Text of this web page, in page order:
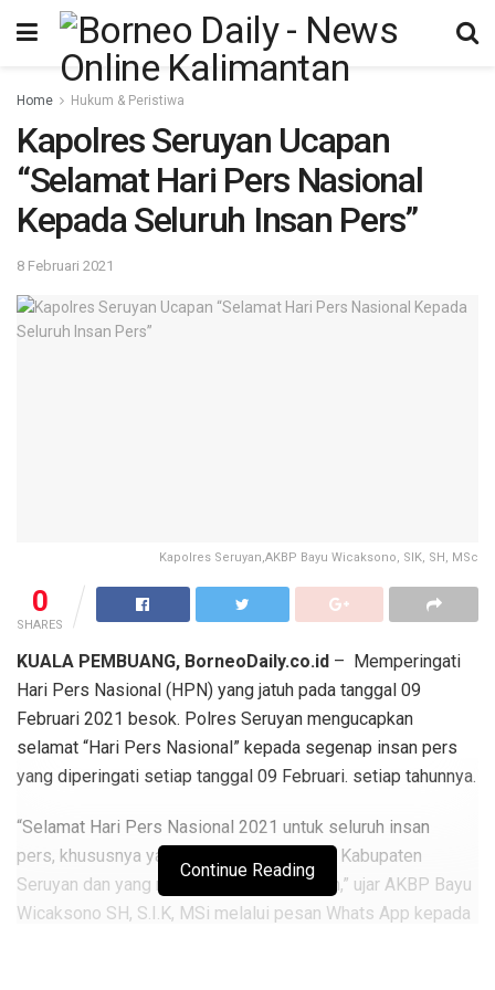
Home Hukum & Peristiwa
Kapolres Seruyan Ucapan
“Selamat Hari Pers Nasional
Kepada Seluruh Insan Pers”
8 Februari 2021
Kapolres Seruyan,AKBP Bayu Wicaksono, SIK, SH, MSc
0
SHARES
KUALA PEMBUANG, BorneoDaily.co.id – Memperingati
Hari Pers Nasional (HPN) yang jatuh pada tanggal 09
Februari 2021 besok. Polres Seruyan mengucapkan
selamat “Hari Pers Nasional” kepada segenap insan pers
yang diperingati setiap tanggal 09 Februari. setiap tahunnya.
“Selamat Hari Pers Nasional 2021 untuk seluruh insan
pers, khususnya yang bertugas di wilayah Kabupaten
Seruyan dan yang meliput di zona Seruyan,” ujar AKBP Bayu
Wicaksono SH, S.I.K, MSi melalui pesan Whats App kepada
Continue Reading